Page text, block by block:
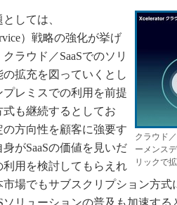
クラウド
ーメンス
リックで拡
しては、
）戦略の強化が挙げ
ラウド／SaaSでのソリ
拡充を図っていくとし
レミスでの利用を前提
も継続するとしてお
方向性を顧客に強要す
がSaaSの価値を見いだ
利用を検討してもらえれ
場でもサブスクリプション方
ソリューションの普及も加速す